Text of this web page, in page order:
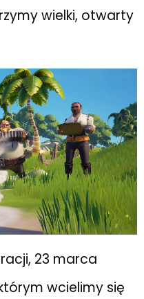
wielki, otwarty
23 marca
wcielimy się